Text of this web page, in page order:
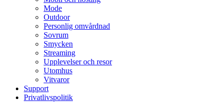
Mode
Outdoor
Personlig omvårdnad
Sovrum
Smycken
Streaming
Upplevelser och resor
Utomhus
Vitvaror
Support
Privatlivspolitik